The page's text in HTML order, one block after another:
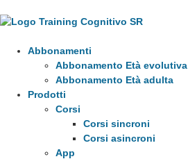
Abbonamenti
Abbonamento Età evolutiva
Abbonamento Età adulta
Prodotti
Corsi
Corsi sincroni
Corsi asincroni
App